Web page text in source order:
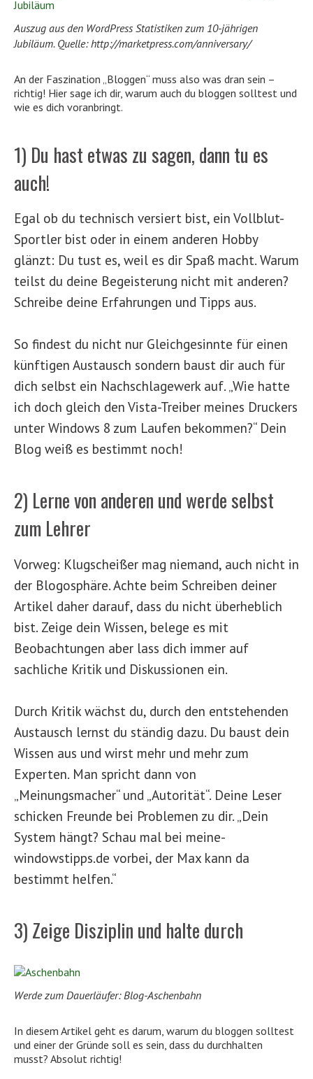
Auszug aus den WordPress Statistiken zum 10-jährigen
Jubiläum. Quelle: http://marketpress.com/anniversary/
An der Faszination „Bloggen“ muss also was dran sein –
richtig! Hier sage ich dir, warum auch du bloggen solltest und
wie es dich voranbringt.
1) Du hast etwas zu sagen, dann tu es
auch!
Egal ob du technisch versiert bist, ein Vollblut-
Sportler bist oder in einem anderen Hobby
glänzt: Du tust es, weil es dir Spaß macht. Warum
teilst du deine Begeisterung nicht mit anderen?
Schreibe deine Erfahrungen und Tipps aus.
So findest du nicht nur Gleichgesinnte für einen
künftigen Austausch sondern baust dir auch für
dich selbst ein Nachschlagewerk auf. „Wie hatte
ich doch gleich den Vista-Treiber meines Druckers
unter Windows 8 zum Laufen bekommen?“ Dein
Blog weiß es bestimmt noch!
2) Lerne von anderen und werde selbst
zum Lehrer
Vorweg: Klugscheißer mag niemand, auch nicht in
der Blogosphäre. Achte beim Schreiben deiner
Artikel daher darauf, dass du nicht überheblich
bist. Zeige dein Wissen, belege es mit
Beobachtungen aber lass dich immer auf
sachliche Kritik und Diskussionen ein.
Durch Kritik wächst du, durch den entstehenden
Austausch lernst du ständig dazu. Du baust dein
Wissen aus und wirst mehr und mehr zum
Experten. Man spricht dann von
„Meinungsmacher“ und „Autorität“. Deine Leser
schicken Freunde bei Problemen zu dir. „Dein
System hängt? Schau mal bei meine-
windowstipps.de vorbei, der Max kann da
bestimmt helfen.“
3) Zeige Disziplin und halte durch
Werde zum Dauerläufer: Blog-Aschenbahn
In diesem Artikel geht es darum, warum du bloggen solltest
und einer der Gründe soll es sein, dass du durchhalten
musst? Absolut richtig!